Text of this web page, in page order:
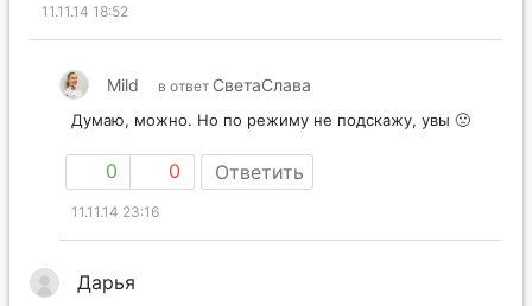
11.11.14 18:52
Mild в ответ СветаСлава
Думаю, можно. Но по режиму не подскажу, увы 🙁
0 0 Ответить
11.11.14 23:16
Дарья